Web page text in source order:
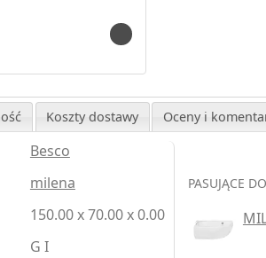
Koszty dostawy Oceny i
Besco
milena
150.00 x 70.00 x 0.00
G I
PASUJĄCE